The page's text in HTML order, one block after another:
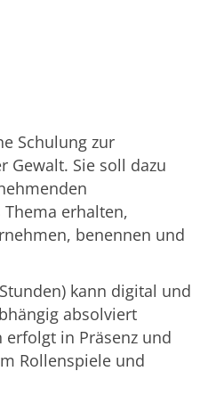
Schulung zur
Gewalt. Sie soll dazu
erhalten,
benennen und
kann digital und
absolviert
erfolgt in Präsenz und
Rollenspiele und